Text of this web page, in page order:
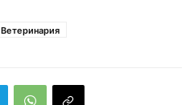
Ветеринария